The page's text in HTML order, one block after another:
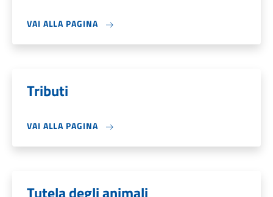
VAI ALLA PAGINA
Tributi
VAI ALLA PAGINA